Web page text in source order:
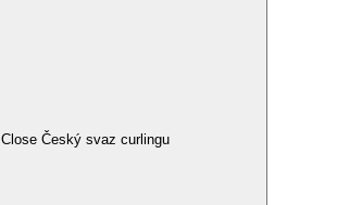
Close Český svaz curlingu